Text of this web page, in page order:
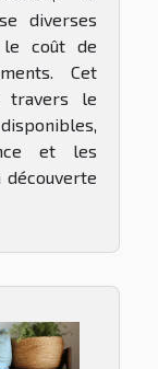
diverses
le coût de
Cet
travers le
et les
découverte